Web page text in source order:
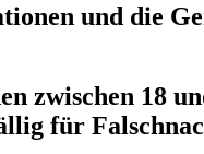
und die
zwischen 18
für